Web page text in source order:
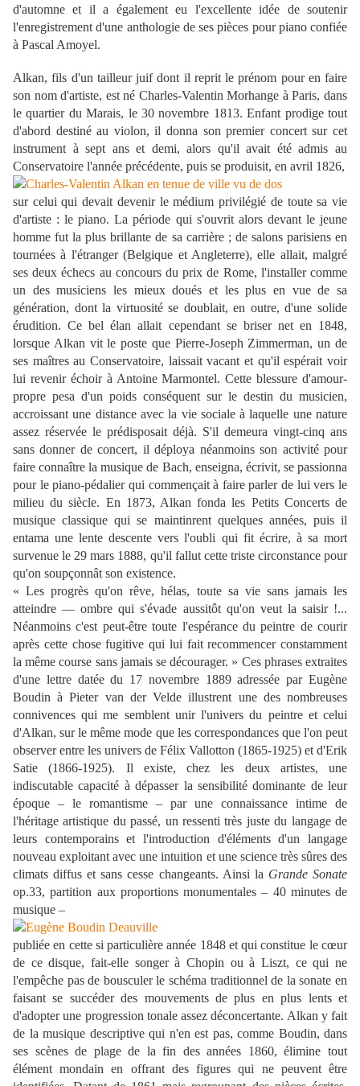
d'automne et il a également eu l'excellente idée de soutenir
l'enregistrement d'une anthologie de ses pièces pour piano confiée
à Pascal Amoyel.
Alkan, fils d'un tailleur juif dont il reprit le prénom pour en faire
son nom d'artiste, est né Charles-Valentin Morhange à Paris, dans
le quartier du Marais, le 30 novembre 1813. Enfant prodige tout
d'abord destiné au violon, il donna son premier concert sur cet
instrument à sept ans et demi, alors qu'il avait été admis au
Conservatoire l'année précédente, puis se produisit, en avril 1826,
sur celui qui devait devenir le médium privilégié de toute sa vie
d'artiste : le piano. La période qui s'ouvrit alors devant le jeune
homme fut la plus brillante de sa carrière ; de salons parisiens en
tournées à l'étranger (Belgique et Angleterre), elle allait, malgré
ses deux échecs au concours du prix de Rome, l'installer comme
un des musiciens les mieux doués et les plus en vue de sa
génération, dont la virtuosité se doublait, en outre, d'une solide
érudition. Ce bel élan allait cependant se briser net en 1848,
lorsque Alkan vit le poste que Pierre-Joseph Zimmerman, un de
ses maîtres au Conservatoire, laissait vacant et qu'il espérait voir
lui revenir échoir à Antoine Marmontel. Cette blessure d'amour-
propre pesa d'un poids conséquent sur le destin du musicien,
accroissant une distance avec la vie sociale à laquelle une nature
assez réservée le prédisposait déjà. S'il demeura vingt-cinq ans
sans donner de concert, il déploya néanmoins son activité pour
faire connaître la musique de Bach, enseigna, écrivit, se passionna
pour le piano-pédalier qui commençait à faire parler de lui vers le
milieu du siècle. En 1873, Alkan fonda les Petits Concerts de
musique classique qui se maintinrent quelques années, puis il
entama une lente descente vers l'oubli qui fit écrire, à sa mort
survenue le 29 mars 1888, qu'il fallut cette triste circonstance pour
qu'on soupçonnât son existence.
« Les progrès qu'on rêve, hélas, toute sa vie sans jamais les
atteindre — ombre qui s'évade aussitôt qu'on veut la saisir !...
Néanmoins c'est peut-être toute l'espérance du peintre de courir
après cette chose fugitive qui lui fait recommencer constamment
la même course sans jamais se décourager. » Ces phrases extraites
d'une lettre datée du 17 novembre 1889 adressée par Eugène
Boudin à Pieter van der Velde illustrent une des nombreuses
connivences qui me semblent unir l'univers du peintre et celui
d'Alkan, sur le même mode que les correspondances que l'on peut
observer entre les univers de Félix Vallotton (1865-1925) et d'Erik
Satie (1866-1925). Il existe, chez les deux artistes, une
indiscutable capacité à dépasser la sensibilité dominante de leur
époque – le romantisme – par une connaissance intime de
l'héritage artistique du passé, un ressenti très juste du langage de
leurs contemporains et l'introduction d'éléments d'un langage
nouveau exploitant avec une intuition et une science très sûres des
climats diffus et sans cesse changeants. Ainsi la Grande Sonate
op.33, partition aux proportions monumentales – 40 minutes de
musique –
publiée en cette si particulière année 1848 et qui constitue le cœur
de ce disque, fait-elle songer à Chopin ou à Liszt, ce qui ne
l'empêche pas de bousculer le schéma traditionnel de la sonate en
faisant se succéder des mouvements de plus en plus lents et
d'adopter une progression tonale assez déconcertante. Alkan y fait
de la musique descriptive qui n'en est pas, comme Boudin, dans
ses scènes de plage de la fin des années 1860, élimine tout
élément mondain en offrant des figures qui ne peuvent être